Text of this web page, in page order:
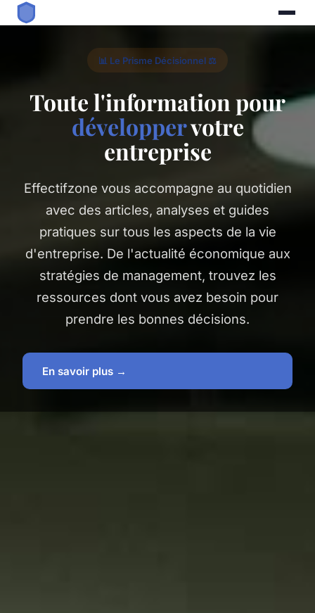
📊 Le Prisme Décisionnel ⚖️
Toute l'information pour
développervotre
entreprise
Effectifzone vous accompagne au quotidien
avec des articles, analyses et guides
pratiques sur tous les aspects de la vie
d'entreprise. De l'actualité économique aux
stratégies de management, trouvez les
ressources dont vous avez besoin pour
prendre les bonnes décisions.
En savoir plus →